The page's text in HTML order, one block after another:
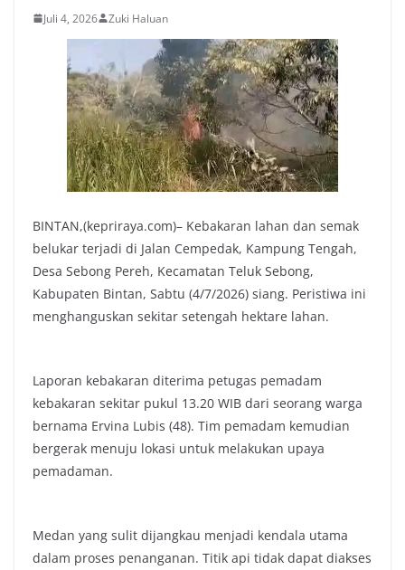
Juli 4, 2026 Zuki Haluan
BINTAN,(kepriraya.com)– Kebakaran lahan dan semak
belukar terjadi di Jalan Cempedak, Kampung Tengah,
Desa Sebong Pereh, Kecamatan Teluk Sebong,
Kabupaten Bintan, Sabtu (4/7/2026) siang. Peristiwa ini
menghanguskan sekitar setengah hektare lahan.
Laporan kebakaran diterima petugas pemadam
kebakaran sekitar pukul 13.20 WIB dari seorang warga
bernama Ervina Lubis (48). Tim pemadam kemudian
bergerak menuju lokasi untuk melakukan upaya
pemadaman.
Medan yang sulit dijangkau menjadi kendala utama
dalam proses penanganan. Titik api tidak dapat diakses